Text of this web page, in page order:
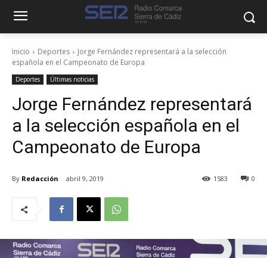
Inicio Deportes
Jorge Fernández representará a la selección
española en el Campeonato de Europa
Deportes Últimas noticias
Jorge Fernández representará
a la selección española en el
Campeonato de Europa
By Redacción abril 9, 2019 0
1583